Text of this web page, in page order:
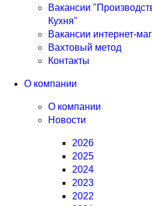
Вакансии
Кухня"
Вакансии интернет-
Вахтовый метод
Контакты
О компании
О компании
Новости
2026
2025
2024
2023
2022